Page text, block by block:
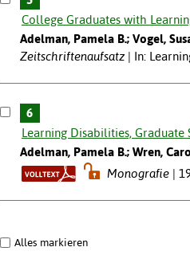
College Graduates with
Adelman, Pamela B.; Vogel,
Zeitschriftenaufsatz
In:
6
Learning Disabilities, Graduate
Adelman, Pamela B.; Wren,
Monografie
Alles markieren